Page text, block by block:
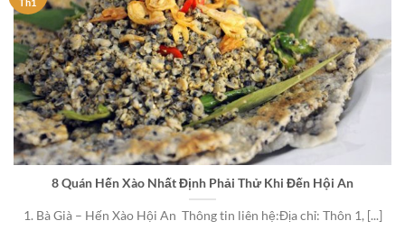
8 Quán Hến Xào Nhất Định Phải Thử Khi Đến Hội An
1. Bà Già – Hến Xào Hội An Thông tin liên hệ:Địa chỉ: Thôn 1, [...]